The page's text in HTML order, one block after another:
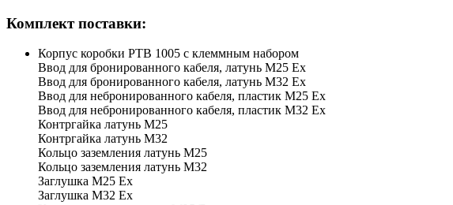
Комплект поставки:
Корпус коробки РТВ 1005 с клеммным набором
Ввод для бронированного кабеля, латунь М25 Ех
Ввод для бронированного кабеля, латунь М32 Ех
Ввод для небронированного кабеля, пластик М25 Ех
Ввод для небронированного кабеля, пластик М32 Ех
Контргайка латунь М25
Контргайка латунь М32
Кольцо заземления латунь М25
Кольцо заземления латунь М32
Заглушка М25 Ex
Заглушка М32 Ex